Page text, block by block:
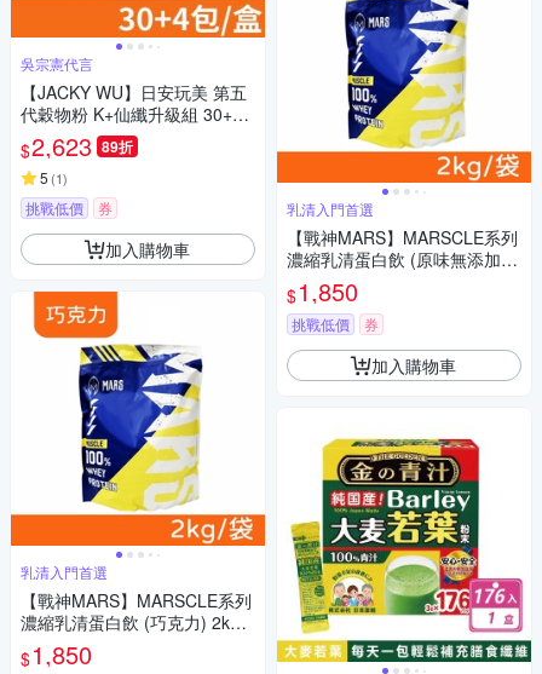
吳宗憲代言
【JACKY WU】日安玩美 第五
代穀物粉 K+仙纖升級組 30+4
包/盒
$2,623 89折
5 (1)
挑戰低價 券
加入購物車
乳清入門首選
【戰神MARS】MARSCLE系列
濃縮乳清蛋白飲 (巧克力) 2kg/
袋
$1,850
乳清入門首選
【戰神MARS】MARSCLE系列
濃縮乳清蛋白飲 (原味無添加) 2
kg/袋
$1,850
挑戰低價 券
加入購物車